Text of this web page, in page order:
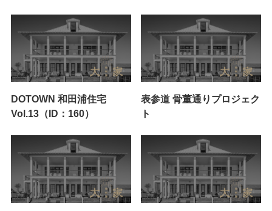
DOTOWN 和田浦住宅
Vol.13（ID：160）
表参道 骨董通りプロジェク
ト